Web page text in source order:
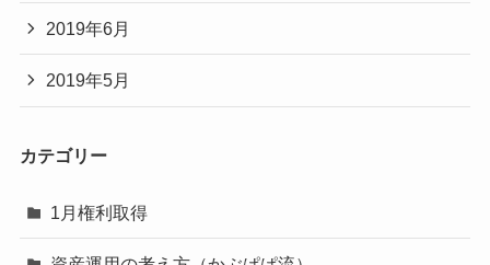
2019年6月
2019年5月
カテゴリー
1月権利取得